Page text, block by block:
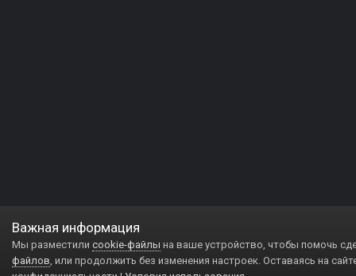
Важная информация
Мы разместили cookie-файлы на ваше устройство, чтобы помочь
файлов, или продолжить без изменения настроек. Оставаясь на